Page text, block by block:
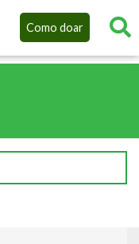
Como doar